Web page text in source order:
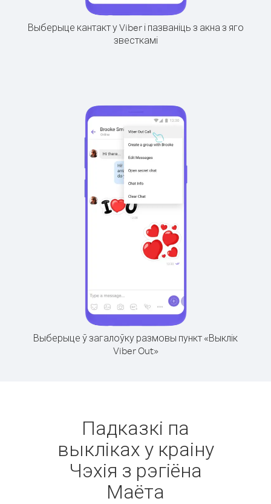
Выберыце кантакт у Viber і пазваніць з акна з яго
звесткамі
Выберыце ў загалоўку размовы пункт «Выклік
Viber Out»
Падказкі па
выкліках у краіну
Чэхія з рэгіёна
Маёта